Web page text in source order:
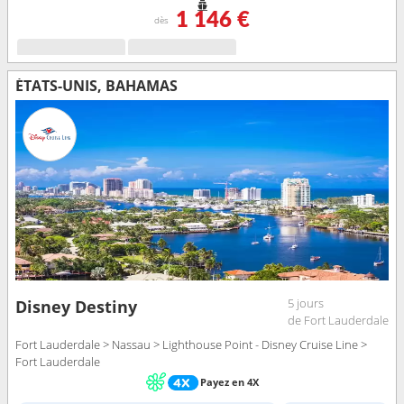
dès 1 146 €
ÉTATS-UNIS, BAHAMAS
Disney Destiny
5 jours
de Fort Lauderdale
Fort Lauderdale > Nassau > Lighthouse Point - Disney Cruise Line >
Fort Lauderdale
Payez en 4X